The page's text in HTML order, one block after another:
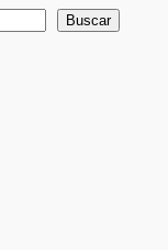
Buscar